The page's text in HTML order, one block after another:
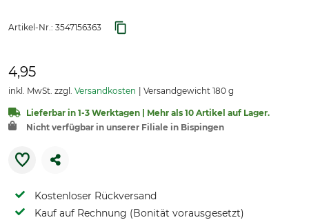
Artikel-Nr.: 3547156363
4,95
inkl. MwSt. zzgl. Versandkosten Versandgewicht 180 g
Lieferbar in 1-3 Werktagen | Mehr als 10 Artikel auf Lager.
Nicht verfügbar in unserer Filiale in Bispingen
Kostenloser Rückversand
Kauf auf Rechnung (Bonität vorausgesetzt)